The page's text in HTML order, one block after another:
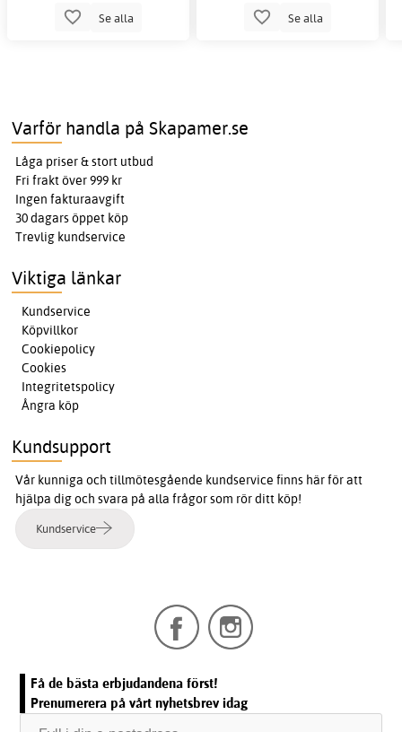
Se alla Se alla
Varför handla på Skapamer.se
Låga priser & stort utbud
Fri frakt över 999 kr
Ingen fakturaavgift
30 dagars öppet köp
Trevlig kundservice
Viktiga länkar
Kundservice
Köpvillkor
Cookiepolicy
Cookies
Integritetspolicy
Ångra köp
Kundsupport
Vår kunniga och tillmötesgående kundservice finns här för att
hjälpa dig och svara på alla frågor som rör ditt köp!
Kundservice
Få de bästa erbjudandena först!
Prenumerera på vårt nyhetsbrev idag